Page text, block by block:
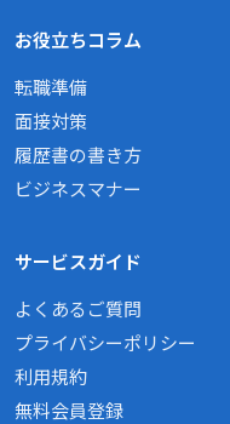
お役立ちコラム
転職準備
面接対策
履歴書の書き方
ビジネスマナー
サービスガイド
よくあるご質問
プライバシーポリシー
利用規約
無料会員登録